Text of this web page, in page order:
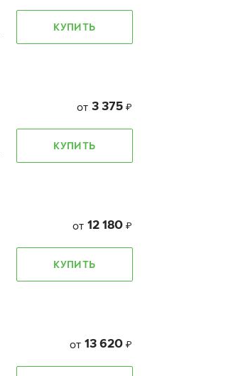
КУПИТЬ
от 3 375 ₽
КУПИТЬ
от 12 180 ₽
КУПИТЬ
от 13 620 ₽